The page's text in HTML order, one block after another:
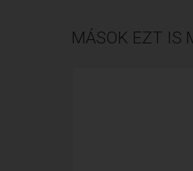
MÁSOK EZT IS